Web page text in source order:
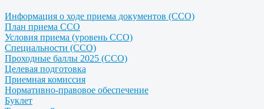
Информация о ходе приема документов (ССО)
План приема ССО
Условия приема (уровень ССО)
Специальности (ССО)
Проходные баллы 2025 (ССО)
Целевая подготовка
Приемная комиссия
Нормативно-правовое обеспечение
Буклет